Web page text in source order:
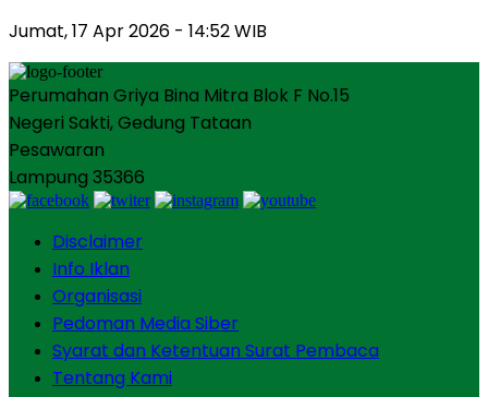
Jumat, 17 Apr 2026 - 14:52 WIB
Perumahan Griya Bina Mitra Blok F No.15
Negeri Sakti, Gedung Tataan
Pesawaran
Lampung 35366
Disclaimer
Info Iklan
Organisasi
Pedoman Media Siber
Syarat dan Ketentuan Surat Pembaca
Tentang Kami